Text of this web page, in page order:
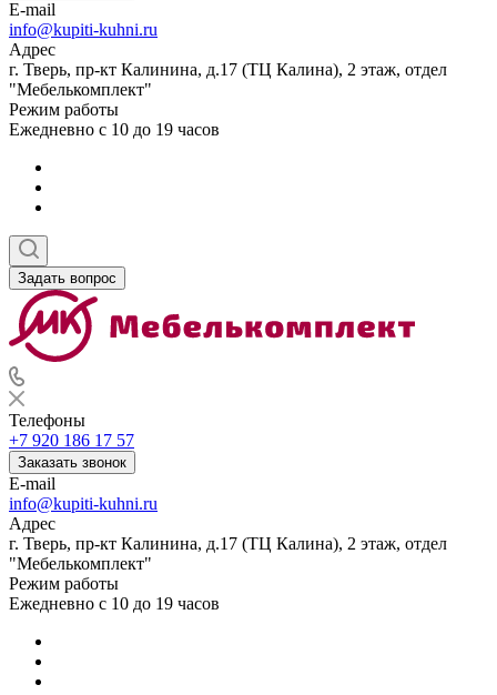
E-mail
info@kupiti-kuhni.ru
Адрес
г. Тверь, пр-кт Калинина, д.17 (ТЦ Калина), 2 этаж, отдел
"Мебелькомплект"
Режим работы
Ежедневно с 10 до 19 часов
Задать вопрос
Телефоны
+7 920 186 17 57
Заказать звонок
E-mail
info@kupiti-kuhni.ru
Адрес
г. Тверь, пр-кт Калинина, д.17 (ТЦ Калина), 2 этаж, отдел
"Мебелькомплект"
Режим работы
Ежедневно с 10 до 19 часов